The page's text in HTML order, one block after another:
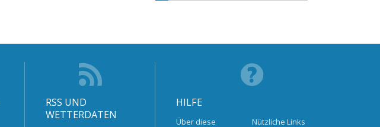
RSS UND
WETTERDATEN
HILFE
Über diese Nützliche Links